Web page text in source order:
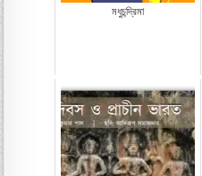
মধুচন্দ্রিমা